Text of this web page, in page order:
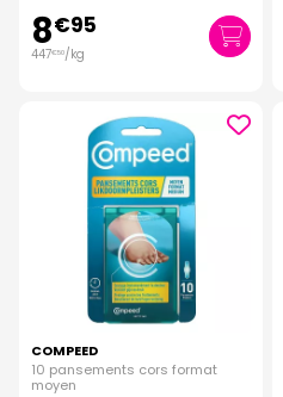
8€95
447€50/kg
COMPEED
10 pansements cors format
moyen